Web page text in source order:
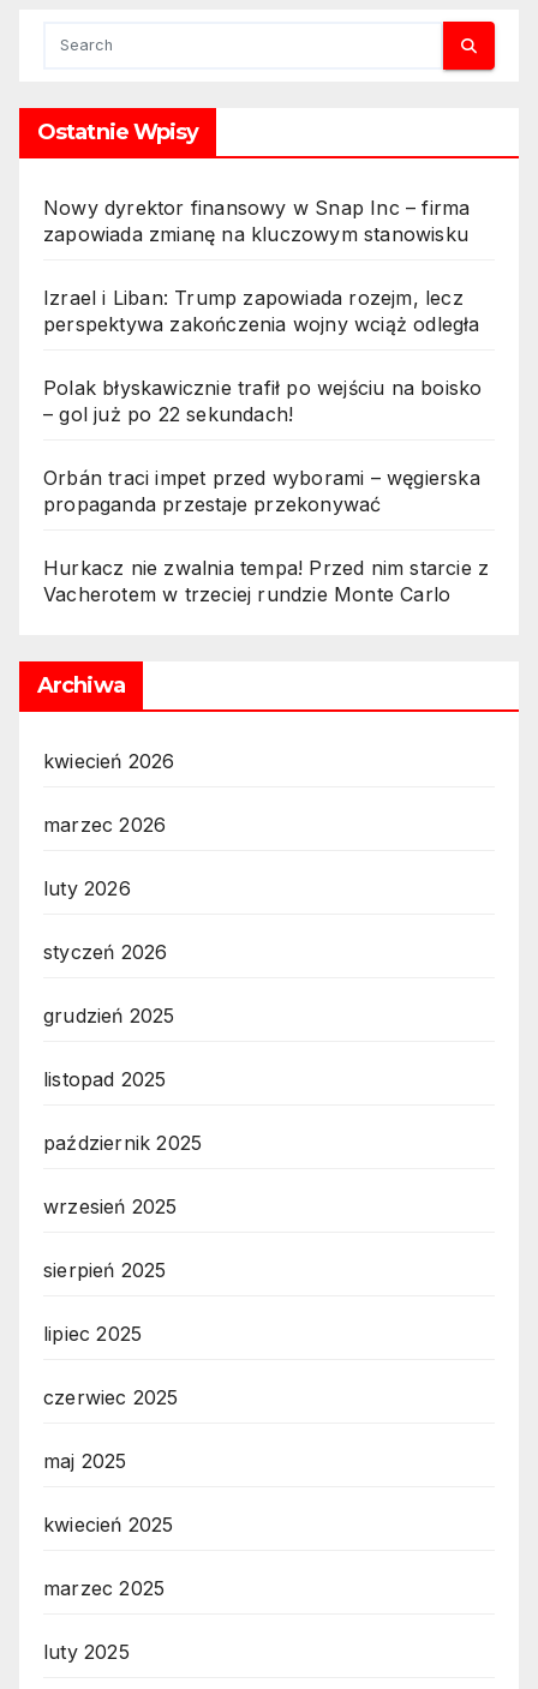
Ostatnie Wpisy
Nowy dyrektor finansowy w Snap Inc – firma
zapowiada zmianę na kluczowym stanowisku
Izrael i Liban: Trump zapowiada rozejm, lecz
perspektywa zakończenia wojny wciąż odległa
Polak błyskawicznie trafił po wejściu na boisko
– gol już po 22 sekundach!
Orbán traci impet przed wyborami – węgierska
propaganda przestaje przekonywać
Hurkacz nie zwalnia tempa! Przed nim starcie z
Vacherotem w trzeciej rundzie Monte Carlo
Archiwa
kwiecień 2026
marzec 2026
luty 2026
styczeń 2026
grudzień 2025
listopad 2025
październik 2025
wrzesień 2025
sierpień 2025
lipiec 2025
czerwiec 2025
maj 2025
kwiecień 2025
marzec 2025
luty 2025